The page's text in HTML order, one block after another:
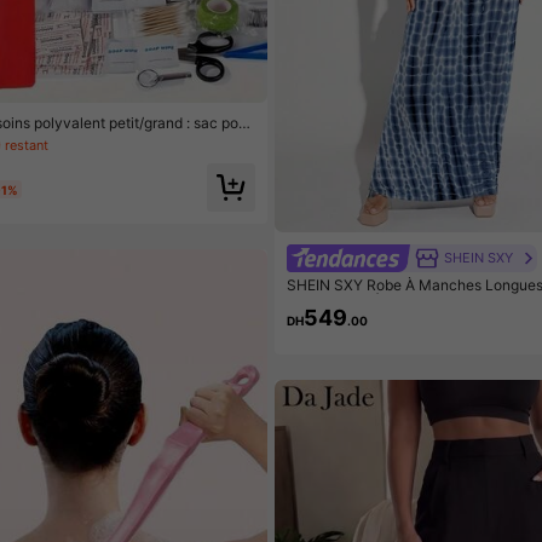
polyvalent petit/grand : sac port
la randonnée, le camping et plus
fournitures d'urgence ! Accessoires
restant
SHEIN SXY
SHEIN SXY Robe À Manches
DH549.00